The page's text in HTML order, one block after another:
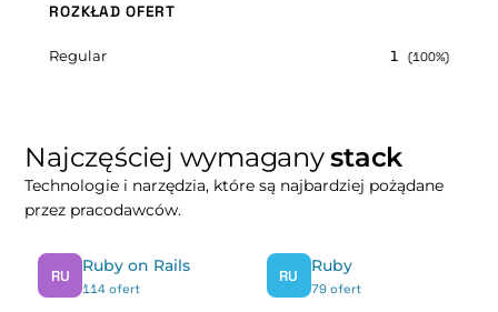
ROZKŁAD OFERT
Regular 1 (100%)
Najczęściej wymaganystack
Technologie i narzędzia, które są najbardziej pożądane
przez pracodawców.
RU
Ruby on Rails
114 ofert
RU
Ruby
79 ofert